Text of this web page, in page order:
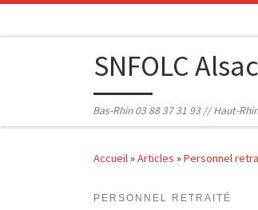
SNFOLC
Bas-Rhin 03 88 37 31 93 // Haut-
Accueil»Articles »Personnel
PERSONNEL RETRAITÉ